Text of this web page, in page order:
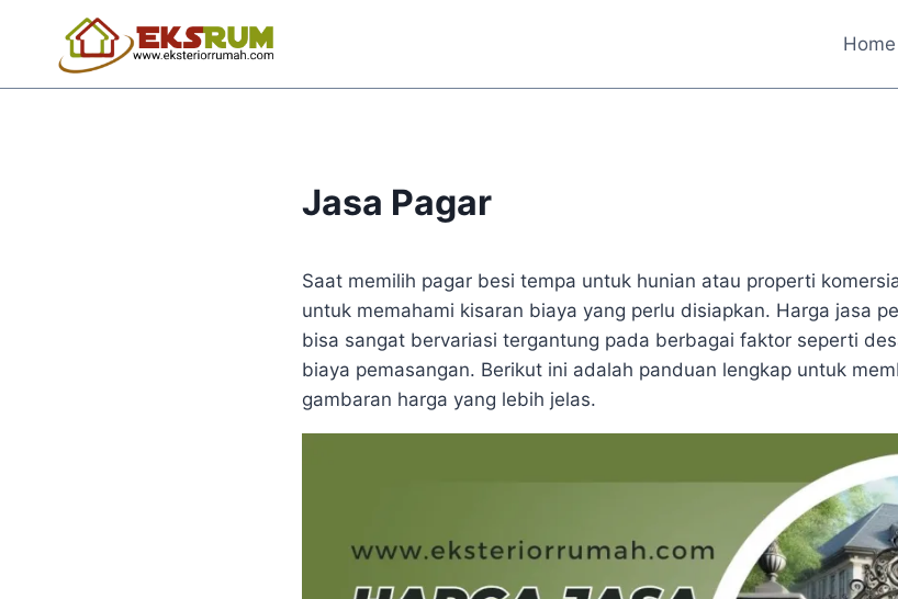
Home
Jasa Pagar
Saat memilih pagar besi tempa untuk hunian atau properti
untuk memahami kisaran biaya yang perlu disiapkan. Harga jasa
bisa sangat bervariasi tergantung pada berbagai faktor seperti
biaya pemasangan. Berikut ini adalah panduan lengkap untuk
gambaran harga yang lebih jelas.